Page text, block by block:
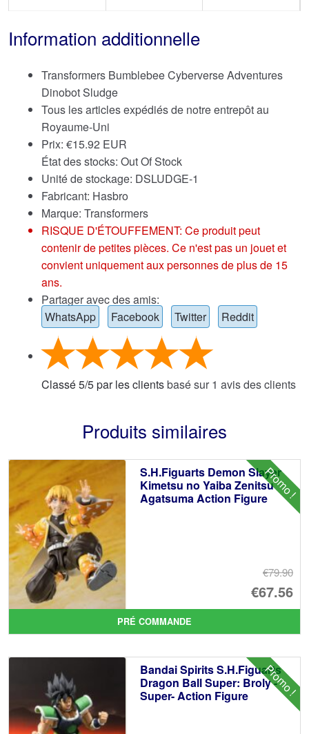
Information additionnelle
Transformers Bumblebee Cyberverse Adventures
Dinobot Sludge
Tous les articles expédiés de notre entrepôt au
Royaume-Uni
Prix: €15.92 EUR
État des stocks: Out Of Stock
Unité de stockage: DSLUDGE-1
Fabricant: Hasbro
Marque: Transformers
RISQUE D'ÉTOUFFEMENT: Ce produit peut
contenir de petites pièces. Ce n'est pas un jouet et
convient uniquement aux personnes de plus de 15
ans.
Partager avec des amis:
WhatsApp
Facebook Twitter Reddit
Classé5/5par les clientsbasé sur 1 avis des clients
Produits similaires
Promo !
S.H.Figuarts Demon Slayer
Kimetsu no Yaiba Zenitsu
Agatsuma Action Figure
€79.90
Le
€67.56
Le
PRÉ COMMANDE
Promo !
Bandai Spirits S.H.Figuarts
Dragon Ball Super: Broly -
Super- Action Figure